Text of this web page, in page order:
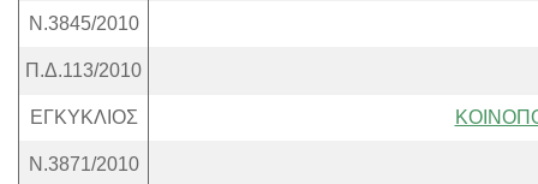
Ν.3845/2010
Π.Δ.113/2010
ΕΓΚΥΚΛΙΟΣ
N.3871/2010